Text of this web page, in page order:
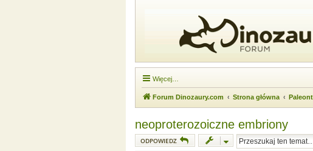
Więcej…
Forum Dinozaury.com Strona główna
neoproterozoiczne embriony
ODPOWIEDZ